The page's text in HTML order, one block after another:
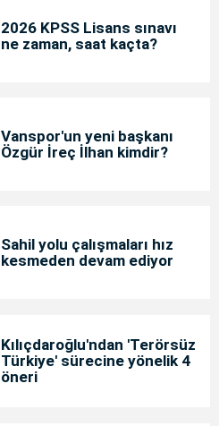
2026 KPSS Lisans sınavı
ne zaman, saat kaçta?
Vanspor'un yeni başkanı
Özgür İreç İlhan kimdir?
Sahil yolu çalışmaları hız
kesmeden devam ediyor
Kılıçdaroğlu'ndan 'Terörsüz
Türkiye' sürecine yönelik 4
öneri